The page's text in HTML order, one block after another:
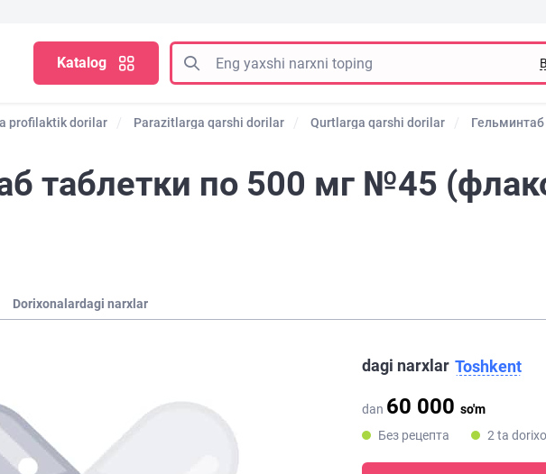
Katalog
profilaktik dorilar Parazitlarga qarshi dorilar Qurtlarga qarshi dorilar Гельминтаб
таблетки по 500 мг №45
Dorixonalardagi narxlar
dagi narxlar Toshkent
dan 60 000 so'm
Без рецепта
2 ta